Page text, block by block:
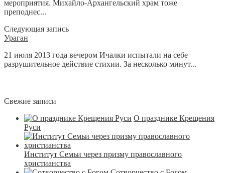
мероприятия. Михайло-Архангельский храм тоже
преподнес...
Следующая запись
Ураган
21 июля 2013 года вечером Ичалки испытали на себе
разрушительное действие стихии. За несколько минут...
Свежие записи
О празднике Крещения
Руси
Институт Семьи через призму православного
христианства